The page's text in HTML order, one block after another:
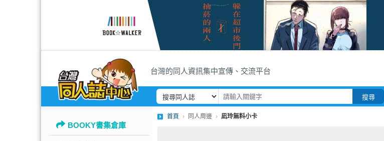
台灣的同人資訊集中宣傳、交流平台
搜尋
BOOKY書集倉庫
首頁 同人周邊 凪玲無料小卡